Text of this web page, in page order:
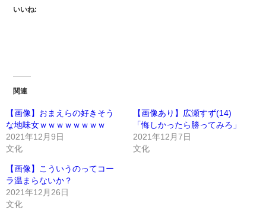
いいね:
関連
【画像】おまえらの好きそう
な地味女ｗｗｗｗｗｗｗｗ
2021年12月9日
文化
【画像あり】広瀬すず(14)
「悔しかったら勝ってみろ」
2021年12月7日
文化
【画像】こういうのってコー
ラ温まらないか？
2021年12月26日
文化